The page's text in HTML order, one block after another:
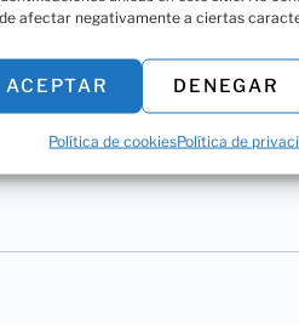
afectar negativamente a ciertas
ACEPTAR DENEGAR
Política de cookiesPolítica de